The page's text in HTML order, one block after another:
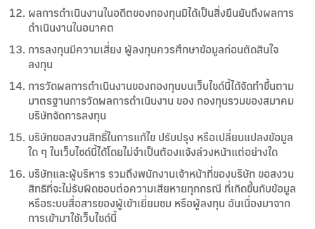
ผลการดำเนินงานในอดีตของกองทุนมิได้เป็นสิ่งยืนยันถึงผลการ
ดำเนินงานในอนาคต
การลงทุนมีความเสี่ยง ผู้ลงทุนควรศึกษาข้อมูลก่อนตัดสินใจ
ลงทุน
การวัดผลการดำเนินงานของกองทุนบนเว็บไซด์นี้ได้จัดทำขึ้นตาม
มาตรฐานการวัดผลการดำเนินงาน ของ กองทุนรวมของสมาคม
บริษัทจัดการลงทุน
บริษัทขอสงวนสิทธิ์ในการแก้ไข ปรับปรุง หรือเปลี่ยนแปลงข้อมูล
ใด ๆ ในเว็บไซด์นี้ได้โดยไม่จำเป็นต้องแจ้งล่วงหน้าแต่อย่างใด
บริษัทและผู้บริหาร รวมถึงพนักงานเจ้าหน้าที่ของบริษัท ขอสงวน
สิทธิที่จะไม่รับผิดชอบต่อความเสียหายทุกกรณี ที่เกิดขึ้นกับข้อมูล
หรือระบบสื่อสารของผู้เข้าเยี่ยมชม หรือผู้ลงทุน อันเนื่องมาจาก
การเข้ามาใช้เว็บไซด์นี้